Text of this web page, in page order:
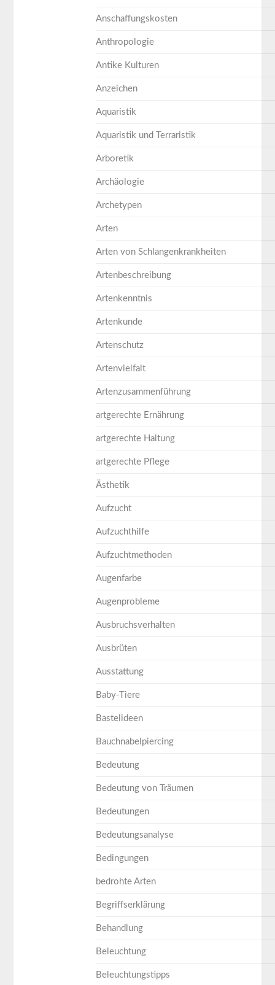
Anschaffungskosten
Anthropologie
Antike Kulturen
Anzeichen
Aquaristik
Aquaristik und Terraristik
Arboretik
Archäologie
Archetypen
Arten
Arten von Schlangenkrankheiten
Artenbeschreibung
Artenkenntnis
Artenkunde
Artenschutz
Artenvielfalt
Artenzusammenführung
artgerechte Ernährung
artgerechte Haltung
artgerechte Pflege
Ästhetik
Aufzucht
Aufzuchthilfe
Aufzuchtmethoden
Augenfarbe
Augenprobleme
Ausbruchsverhalten
Ausbrüten
Ausstattung
Baby-Tiere
Bastelideen
Bauchnabelpiercing
Bedeutung
Bedeutung von Träumen
Bedeutungen
Bedeutungsanalyse
Bedingungen
bedrohte Arten
Begriffserklärung
Behandlung
Beleuchtung
Beleuchtungstipps